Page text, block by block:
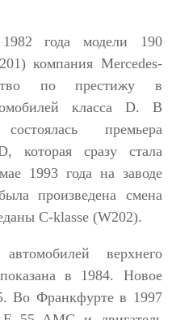
года модели 190
компания Mercedes-
по престижу в
класса D. В
премьера
которая сразу стала
1993 года на заводе
произведена смена
C-klasse (W202).
верхнего
в 1984. Новое
Во Франкфурте в 1997